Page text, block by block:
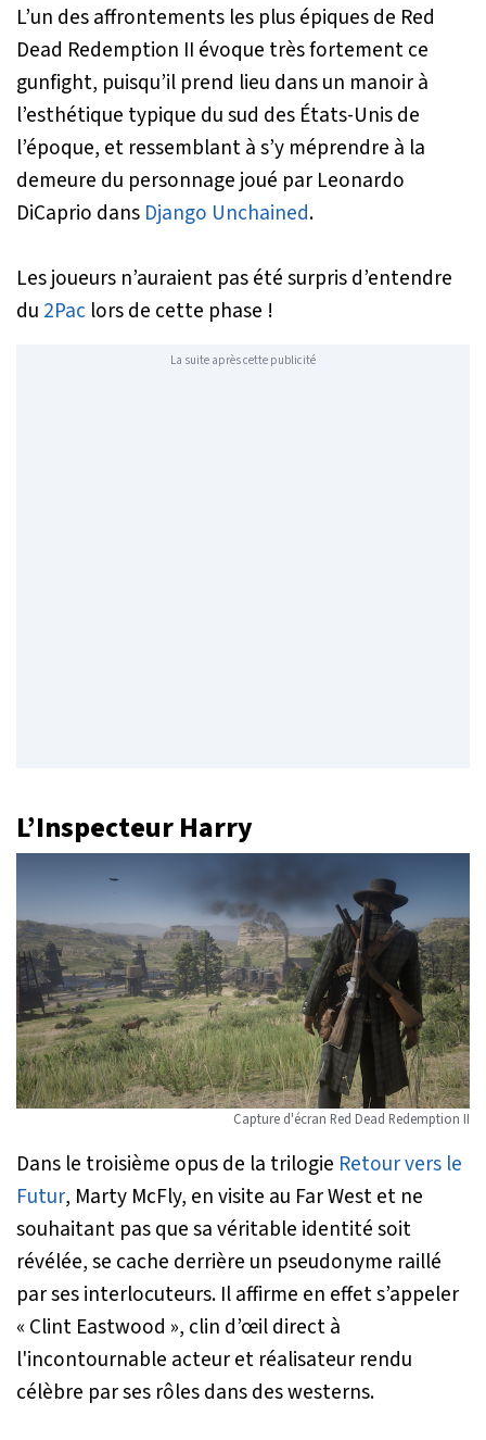
L’un des affrontements les plus épiques de Red
Dead Redemption II évoque très fortement ce
gunfight, puisqu’il prend lieu dans un manoir à
l’esthétique typique du sud des États-Unis de
l’époque, et ressemblant à s’y méprendre à la
demeure du personnage joué par Leonardo
DiCaprio dans Django Unchained.
Les joueurs n’auraient pas été surpris d’entendre
du 2Pac lors de cette phase !
La suite après cette publicité
L’Inspecteur Harry
Capture d'écran Red Dead Redemption II
Dans le troisième opus de la trilogie Retour vers le
Futur, Marty McFly, en visite au Far West et ne
souhaitant pas que sa véritable identité soit
révélée, se cache derrière un pseudonyme raillé
par ses interlocuteurs. Il affirme en effet s’appeler
« Clint Eastwood », clin d’œil direct à
l'incontournable acteur et réalisateur rendu
célèbre par ses rôles dans des westerns.